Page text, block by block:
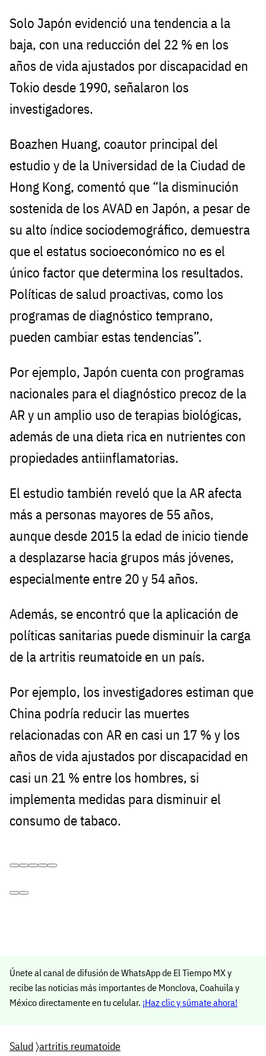
Solo Japón evidenció una tendencia a la
baja, con una reducción del 22 % en los
años de vida ajustados por discapacidad en
Tokio desde 1990, señalaron los
investigadores.
Boazhen Huang, coautor principal del
estudio y de la Universidad de la Ciudad de
Hong Kong, comentó que “la disminución
sostenida de los AVAD en Japón, a pesar de
su alto índice sociodemográfico, demuestra
que el estatus socioeconómico no es el
único factor que determina los resultados.
Políticas de salud proactivas, como los
programas de diagnóstico temprano,
pueden cambiar estas tendencias”.
Por ejemplo, Japón cuenta con programas
nacionales para el diagnóstico precoz de la
AR y un amplio uso de terapias biológicas,
además de una dieta rica en nutrientes con
propiedades antiinflamatorias.
El estudio también reveló que la AR afecta
más a personas mayores de 55 años,
aunque desde 2015 la edad de inicio tiende
a desplazarse hacia grupos más jóvenes,
especialmente entre 20 y 54 años.
Además, se encontró que la aplicación de
políticas sanitarias puede disminuir la carga
de la artritis reumatoide en un país.
Por ejemplo, los investigadores estiman que
China podría reducir las muertes
relacionadas con AR en casi un 17 % y los
años de vida ajustados por discapacidad en
casi un 21 % entre los hombres, si
implementa medidas para disminuir el
consumo de tabaco.
Únete al canal de difusión de WhatsApp de El Tiempo MX y
recibe las noticias más importantes de Monclova, Coahuila y
México directamente en tu celular. ¡Haz clic y súmate ahora!
Salud 〉artritis reumatoide